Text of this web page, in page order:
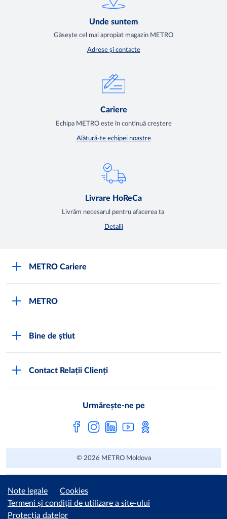
Unde suntem
Găsește cel mai apropiat magazin METRO
Adrese și contacte
Cariere
Echipa METRO este în continuă creștere
Alătură-te echipei noastre
Livrare HoReCa
Livrăm necesarul pentru afacerea ta
Detalii
METRO Cariere
METRO
Bine de știut
Sugestii și Reclamații
Contact Relații Clienți
Urmărește-ne pe
© 2026 METRO Moldova
Note legale
Cookies
Termeni și condiții de utilizare a site-ului
Protecția datelor